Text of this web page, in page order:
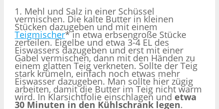
1. Mehl und Salz in einer Schüssel
vermischen. Die kalte Butter in kleinen
Stücken dazugeben und mit einem
Teigmischer* in etwa erbsengroße Stücke
zerteilen. Eigelbe und etwa 3-4 EL des
Eiswassers dazugeben und erst mit einer
Gabel vermischen, dann mit den Händen zu
einem glatten Teig verkneten. Sollte der Teig
stark krümeln, einfach noch etwas mehr
Eiswasser dazugeben. Man sollte hier zügig
arbeiten, damit die Butter im Teig nicht warm
wird. In Klarsichtfolie einschlagen und etwa
30 Minuten in den Kühlschrank legen.